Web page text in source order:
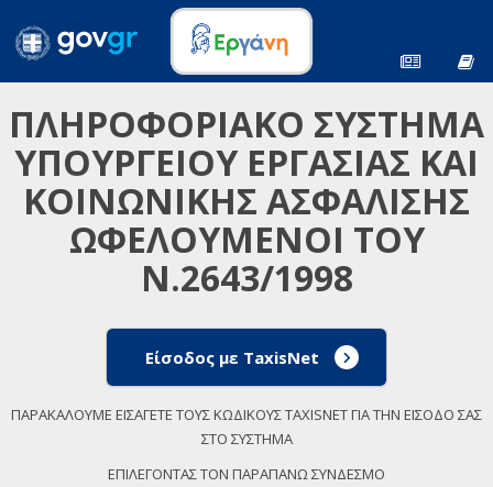
ΠΛΗΡΟΦΟΡΙΑΚΟ ΣΥΣΤΗΜΑ
ΥΠΟΥΡΓΕΙΟΥ ΕΡΓΑΣΙΑΣ ΚΑΙ
ΚΟΙΝΩΝΙΚΗΣ ΑΣΦΑΛΙΣΗΣ
ΩΦΕΛΟΥΜΕΝΟΙ ΤΟΥ
Ν.2643/1998
Είσοδος με TaxisNet
ΠΑΡΑΚΑΛΟΥΜΕ ΕΙΣΑΓΕΤΕ ΤΟΥΣ ΚΩΔΙΚΟΥΣ TAXISNET ΓΙΑ ΤΗΝ ΕΙΣΟΔΟ ΣΑΣ
ΣΤΟ ΣΥΣΤΗΜΑ
ΕΠΙΛΕΓΟΝΤΑΣ ΤΟΝ ΠΑΡΑΠΑΝΩ ΣΥΝΔΕΣΜΟ